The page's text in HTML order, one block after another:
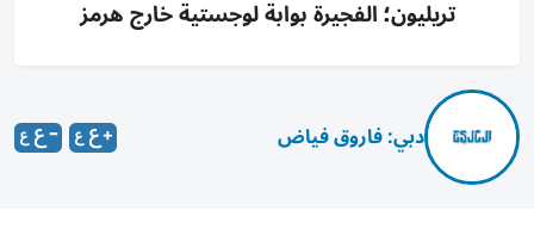
تريليون؛ الفجيرة بوابة لوجستية خارج هرمز
دبي: فاروق فياض